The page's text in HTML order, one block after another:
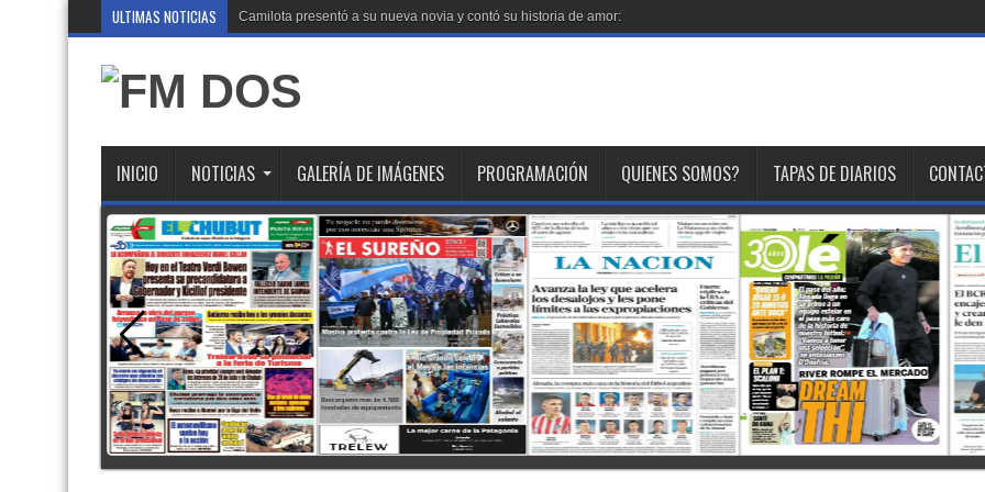
ULTIMAS NOTICIAS Camilota presentó a su nueva novia y contó su historia de amor: «Hoy, por fin, pod
INICIO NOTICIAS GALERÍA DE IMÁGENES PROGRAMACIÓN QUIENES SOMOS? TAPAS DE DIARIOS